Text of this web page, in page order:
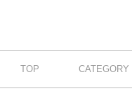
TOP CATEGORY